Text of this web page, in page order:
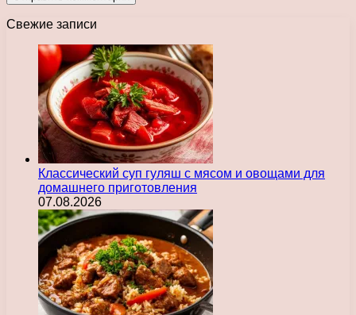
Свежие записи
Классический суп гуляш с мясом и овощами для
домашнего приготовления
07.08.2026